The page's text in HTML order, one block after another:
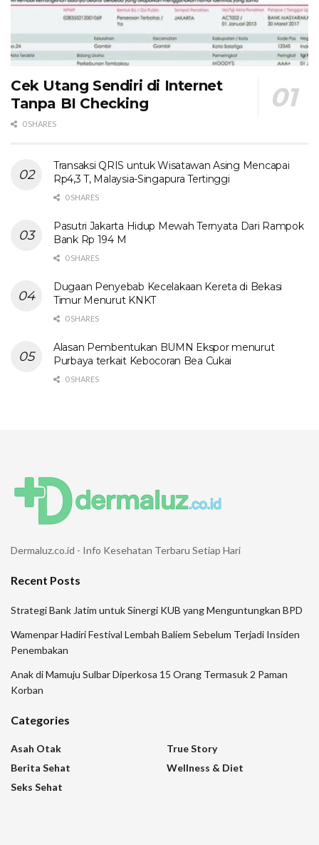
Cek Utang Sendiri di Internet
Tanpa BI Checking
0 SHARES
Transaksi QRIS untuk Wisatawan Asing Mencapai
Rp4,3 T, Malaysia-Singapura Tertinggi
0 SHARES
Pasutri Jakarta Hidup Mewah Ternyata Dari Rampok
Bank Rp 194 M
0 SHARES
Dugaan Penyebab Kecelakaan Kereta di Bekasi
Timur Menurut KNKT
0 SHARES
Alasan Pembentukan BUMN Ekspor menurut
Purbaya terkait Kebocoran Bea Cukai
0 SHARES
Dermaluz.co.id - Info Kesehatan Terbaru Setiap Hari
Recent Posts
Strategi Bank Jatim untuk Sinergi KUB yang Menguntungkan BPD
Wamenpar Hadiri Festival Lembah Baliem Sebelum Terjadi Insiden
Penembakan
Anak di Mamuju Sulbar Diperkosa 15 Orang Termasuk 2 Paman
Korban
Categories
Asah Otak
Berita Sehat
Seks Sehat
True Story
Wellness & Diet